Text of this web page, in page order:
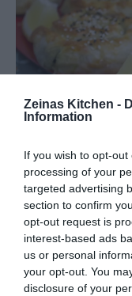
Zeinas Kitchen -
Information
If you wish to opt-
processing of your
targeted advertising
section to confirm
opt-out request is
interest-based ads
us or personal
your opt-out. You
disclosure of your